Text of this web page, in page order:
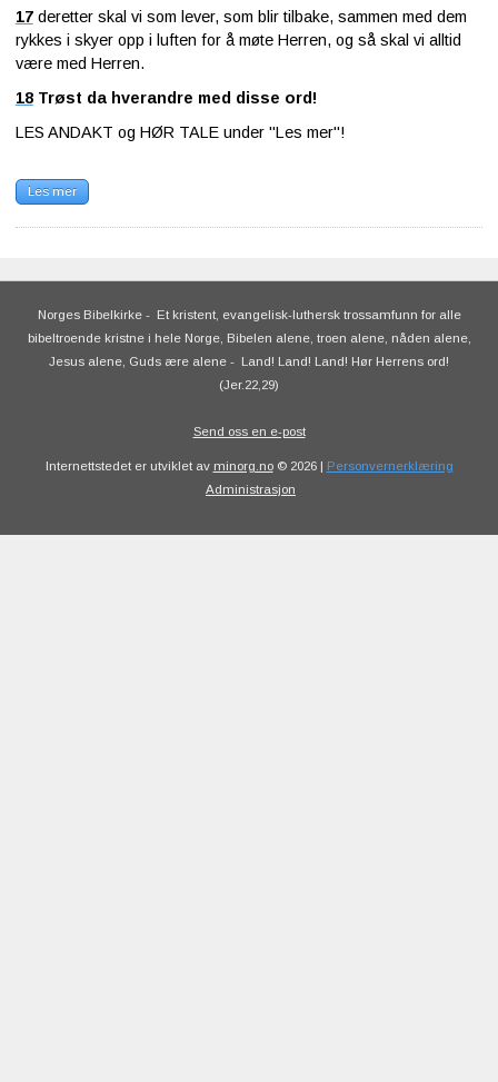
17 deretter skal vi som lever, som blir tilbake, sammen med dem
rykkes i skyer opp i luften for å møte Herren, og så skal vi alltid
være med Herren.
18 Trøst da hverandre med disse ord!
LES ANDAKT og HØR TALE under "Les mer"!
Les mer
Norges Bibelkirke- Et kristent, evangelisk-luthersk trossamfunn for alle
bibeltroende kristne i hele Norge, Bibelen alene, troen alene, nåden alene,
Jesus alene, Guds ære alene - Land! Land! Land! Hør Herrens ord!
(Jer.22,29)
Send oss en e-post
Internettstedet er utviklet av minorg.no© 2026 | Personvernerklæring
Administrasjon